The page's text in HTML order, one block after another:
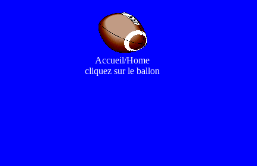
Accueil/Home
cliquez sur le ballon